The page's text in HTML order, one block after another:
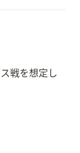
戦を想定し